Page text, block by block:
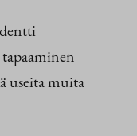
useita muita